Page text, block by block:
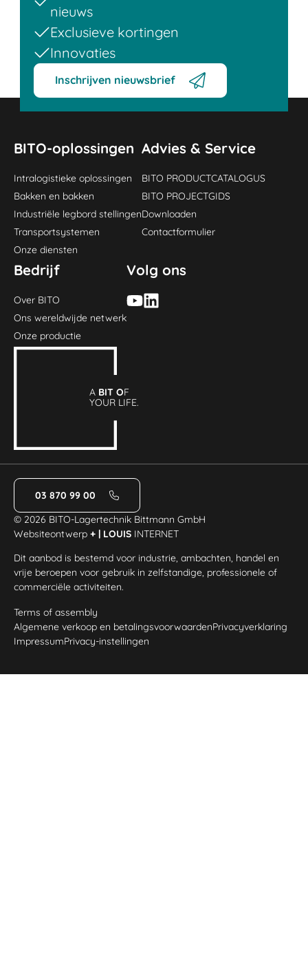
nieuws
Exclusieve kortingen
Innovaties
Inschrijven nieuwsbrief
BITO-oplossingen
Intralogistieke oplossingen
Bakken en bakken
Industriële legbord stellingen
Transportsystemen
Onze diensten
Advies & Service
BITO PRODUCTCATALOGUS
BITO PROJECTGIDS
Downloaden
Contactformulier
Bedrijf
Over BITO
Ons wereldwijde netwerk
Onze productie
Volg ons
A BIT OF
YOUR LIFE.
03 870 99 00
© 2026 BITO-Lagertechnik Bittmann GmbH
Websiteontwerp+ | LOUIS INTERNET
Dit aanbod is bestemd voor industrie, ambachten, handel en
vrije beroepen voor gebruik in zelfstandige, professionele of
commerciële activiteiten.
Terms of assembly
Algemene verkoop en betalingsvoorwaardenPrivacyverklaring
ImpressumPrivacy-instellingen